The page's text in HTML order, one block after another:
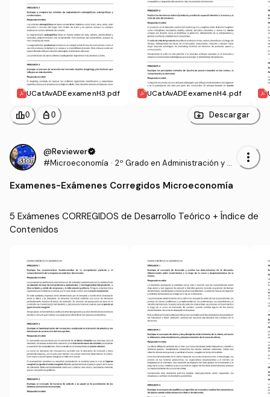
UCatAvADEexamenH3.pdf UCatAvADEexamenH4.pdf
leaderboard0 personal_bag 0 Descargar
@Reviewerverified
#Microeconomía · 2º Grado en Administración y Di
more_vert
Examenes-Exámenes Corregidos Microeconomía
5 Exámenes CORREGIDOS de Desarrollo Teórico + Índice de
Contenidos